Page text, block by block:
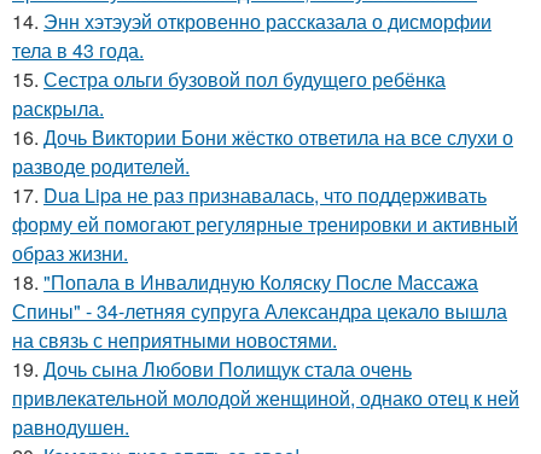
14. Энн хэтэуэй откровенно рассказала о дисморфии
тела в 43 года.
15. Сестра ольги бузовой пол будущего ребёнка
раскрыла.
16. Дочь Виктории Бони жёстко ответила на все слухи о
разводе родителей.
17. Dua Lipa не раз признавалась, что поддерживать
форму ей помогают регулярные тренировки и активный
образ жизни.
18. "Попала в Инвалидную Коляску После Массажа
Спины" - 34-летняя супруга Александра цекало вышла
на связь с неприятными новостями.
19. Дочь сына Любови Полищук стала очень
привлекательной молодой женщиной, однако отец к ней
равнодушен.